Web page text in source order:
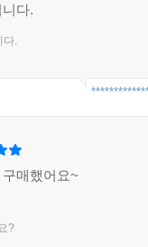
다.
다.
매했어요~
?